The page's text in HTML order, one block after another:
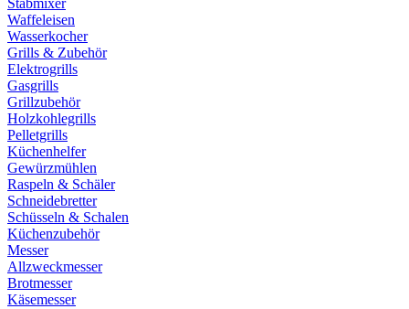
Stabmixer
Waffeleisen
Wasserkocher
Grills & Zubehör
Elektrogrills
Gasgrills
Grillzubehör
Holzkohlegrills
Pelletgrills
Küchenhelfer
Gewürzmühlen
Raspeln & Schäler
Schneidebretter
Schüsseln & Schalen
Küchenzubehör
Messer
Allzweckmesser
Brotmesser
Käsemesser